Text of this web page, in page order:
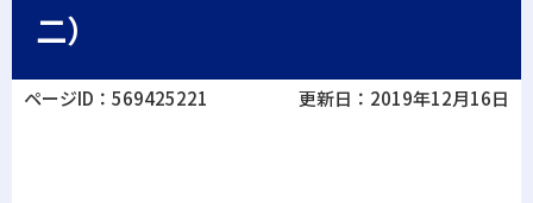
二）
ページID：569425221 更新日：2019年12月16日